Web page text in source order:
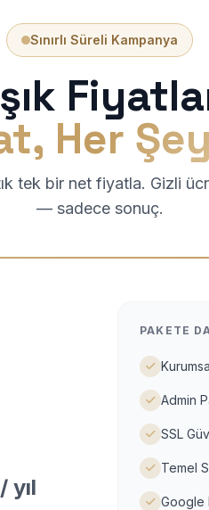
Sınırlı Süreli Kampanya
Her
tek bir net fiyatla. Gizli
— sadece sonuç.
yıl
PAKETE
Admin
SSL
Temel
Google